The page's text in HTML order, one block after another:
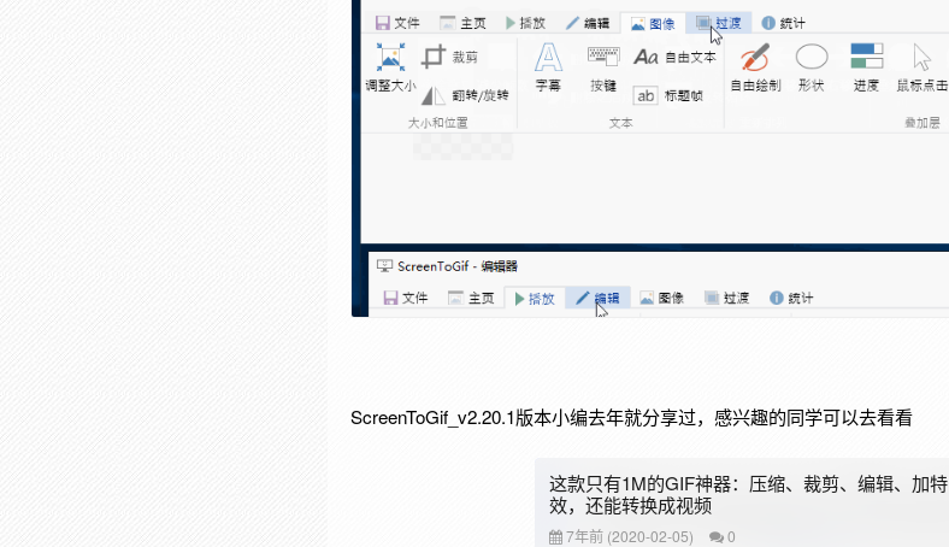
ScreenToGif_v2.20.1版本小编去年就分享过，感兴趣的同学可以去看看
这款只有1M的GIF神器：压缩、裁剪、编辑、加特
效，还能转换成视频
7年前 (2020-02-05) 0